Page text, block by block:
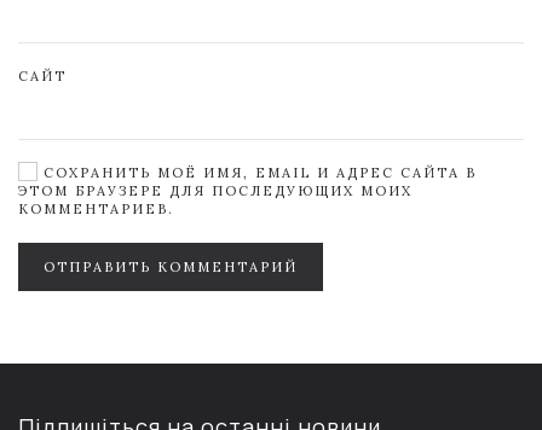
САЙТ
СОХРАНИТЬ МОЁ ИМЯ, EMAIL И АДРЕС САЙТА В
ЭТОМ БРАУЗЕРЕ ДЛЯ ПОСЛЕДУЮЩИХ МОИХ
КОММЕНТАРИЕВ.
ОТПРАВИТЬ КОММЕНТАРИЙ